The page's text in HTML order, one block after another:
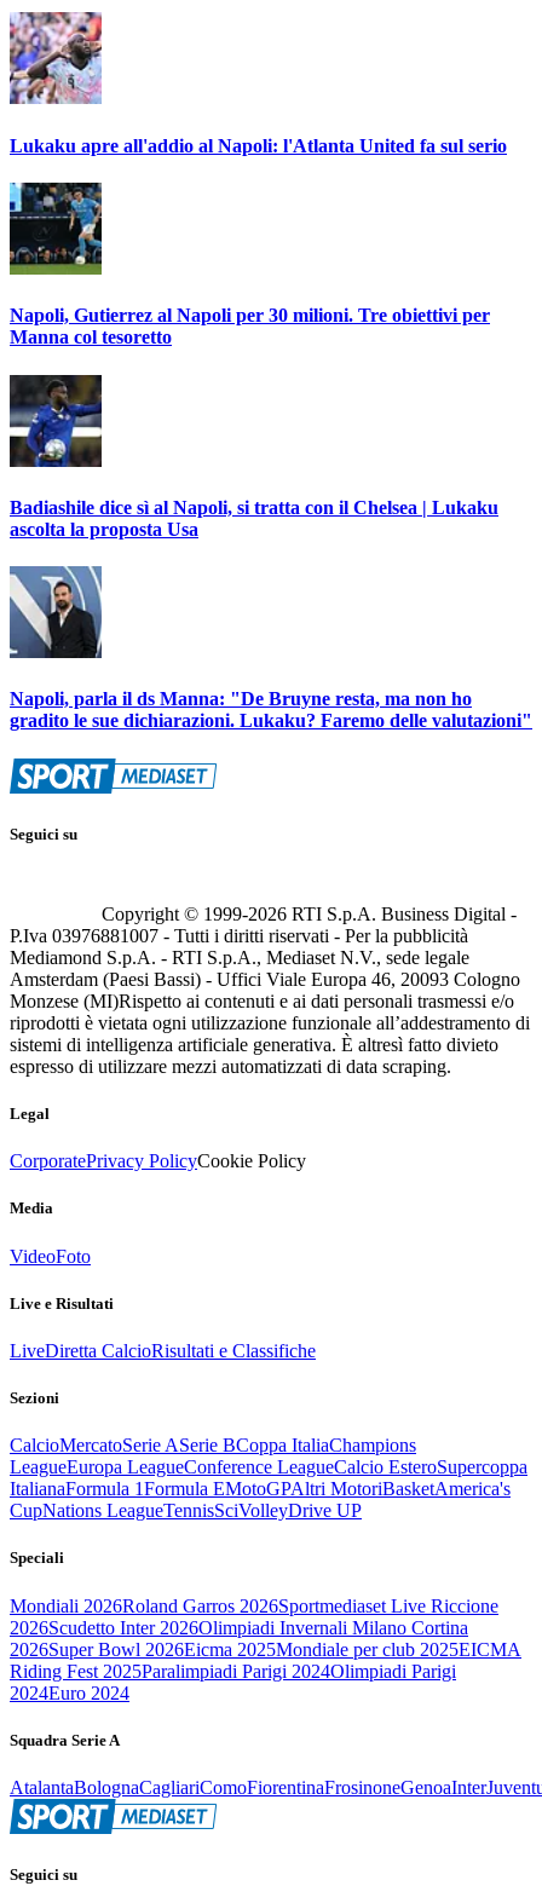
Lukaku apre all'addio al Napoli: l'Atlanta United fa sul serio
Napoli, Gutierrez al Napoli per 30 milioni. Tre obiettivi per
Manna col tesoretto
Badiashile dice sì al Napoli, si tratta con il Chelsea | Lukaku
ascolta la proposta Usa
Napoli, parla il ds Manna: "De Bruyne resta, ma non ho
gradito le sue dichiarazioni. Lukaku? Faremo delle valutazioni"
Seguici su
Copyright © 1999-2026 RTI S.p.A. Business Digital -
P.Iva 03976881007 - Tutti i diritti riservati - Per la pubblicità
Mediamond S.p.A. - RTI S.p.A., Mediaset N.V., sede legale
Amsterdam (Paesi Bassi) - Uffici Viale Europa 46, 20093 Cologno
Monzese (MI)Rispetto ai contenuti e ai dati personali trasmessi e/o
riprodotti è vietata ogni utilizzazione funzionale all’addestramento di
sistemi di intelligenza artificiale generativa. È altresì fatto divieto
espresso di utilizzare mezzi automatizzati di data scraping.
Legal
CorporatePrivacy PolicyCookie Policy
Media
VideoFoto
Live e Risultati
LiveDiretta CalcioRisultati e Classifiche
Sezioni
CalcioMercatoSerie ASerie BCoppa ItaliaChampions
LeagueEuropa LeagueConference LeagueCalcio EsteroSupercoppa
ItalianaFormula 1Formula EMotoGPAltri MotoriBasketAmerica's
CupNations LeagueTennisSciVolleyDrive UP
Speciali
Mondiali 2026Roland Garros 2026Sportmediaset Live Riccione
2026Scudetto Inter 2026Olimpiadi Invernali Milano Cortina
2026Super Bowl 2026Eicma 2025Mondiale per club 2025EICMA
Riding Fest 2025Paralimpiadi Parigi 2024Olimpiadi Parigi
2024Euro 2024
Squadra Serie A
AtalantaBolognaCagliariComoFiorentinaFrosinoneGenoaInter
Seguici su